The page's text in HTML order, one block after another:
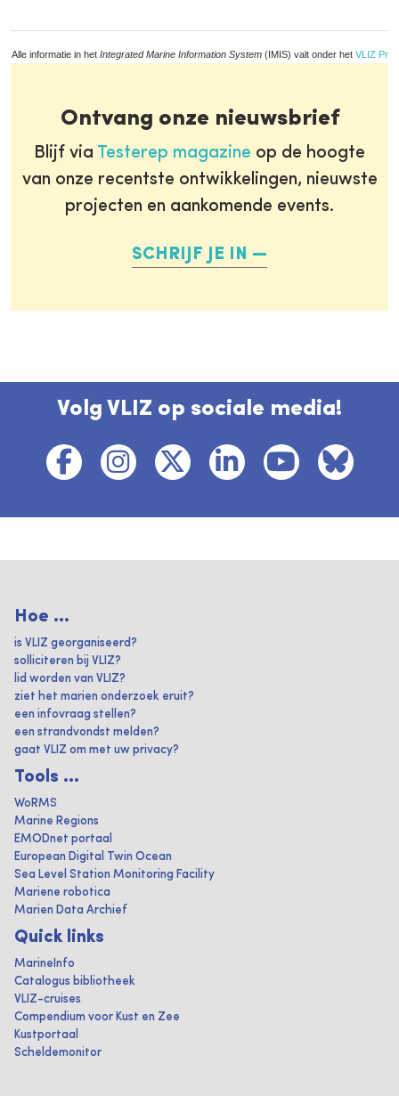
Alle informatie in het Integrated Marine Information System (IMIS) valt onder het VLIZ
Ontvang onze nieuwsbrief
Blijf via Testerep magazine op de hoogte
van onze recentste ontwikkelingen, nieuwste
projecten en aankomende events.
SCHRIJF JE IN
Volg VLIZ op sociale media!
Hoe ...
is VLIZ georganiseerd?
solliciteren bij VLIZ?
lid worden van VLIZ?
ziet het marien onderzoek eruit?
een infovraag stellen?
een strandvondst melden?
gaat VLIZ om met uw privacy?
Tools ...
WoRMS
Marine Regions
EMODnet portaal
European Digital Twin Ocean
Sea Level Station Monitoring Facility
Mariene robotica
Marien Data Archief
Quick links
MarineInfo
Catalogus bibliotheek
VLIZ-cruises
Compendium voor Kust en Zee
Kustportaal
Scheldemonitor